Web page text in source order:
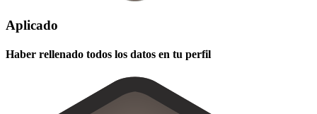
Aplicado
Haber rellenado todos los datos en tu perfil